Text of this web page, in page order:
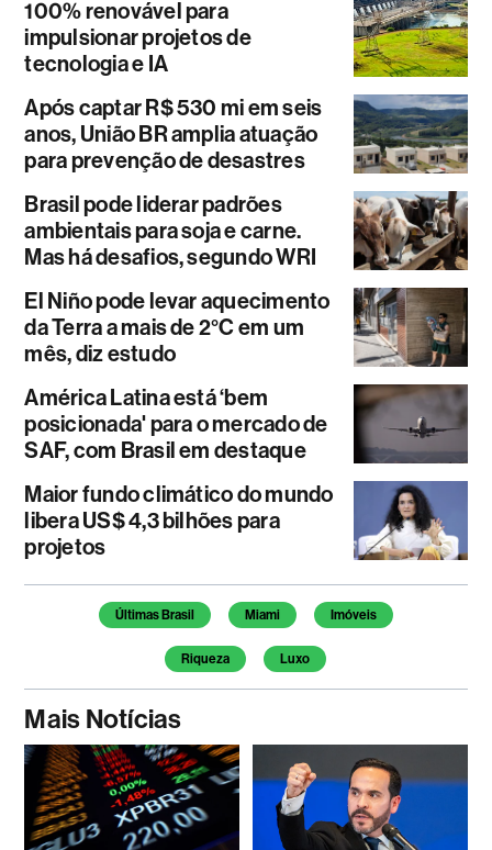
100% renovável para
impulsionar projetos de
tecnologia e IA
Após captar R$ 530 mi em seis
anos, União BR amplia atuação
para prevenção de desastres
Brasil pode liderar padrões
ambientais para soja e carne.
Mas há desafios, segundo WRI
El Niño pode levar aquecimento
da Terra a mais de 2°C em um
mês, diz estudo
América Latina está ‘bem
posicionada' para o mercado de
SAF, com Brasil em destaque
Maior fundo climático do mundo
libera US$ 4,3 bilhões para
projetos
Temas deste artigo
Últimas Brasil Miami Imóveis
Riqueza Luxo
Mais Notícias